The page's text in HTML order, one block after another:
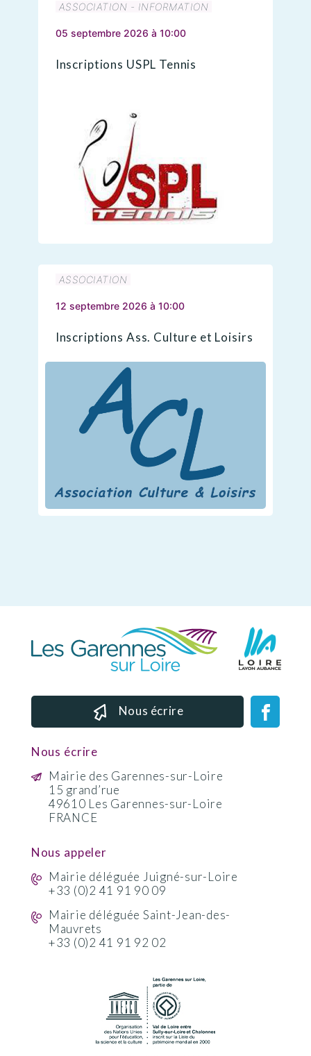
ASSOCIATION - INFORMATION
05 septembre 2026 à 10:00
Inscriptions USPL Tennis
ASSOCIATION
12 septembre 2026 à 10:00
Inscriptions Ass. Culture et Loisirs
Nous écrire
Nous écrire
Mairie des Garennes-sur-Loire
15 grand’rue
49610 Les Garennes-sur-Loire
FRANCE
Nous appeler
Mairie déléguée Juigné-sur-Loire
+33 (0)2 41 91 90 09
Mairie déléguée Saint-Jean-des-
Mauvrets
+33 (0)2 41 91 92 02